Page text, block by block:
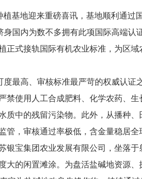
地迎来重磅喜讯，基地顺利通过
国内为数不多拥有此项国际高端认
式接轨国际有机农业标准，为区域
高、审核标准最严苛的权威认证
禁使用人工合成肥料、化学农药、
质中的残留污染物。此外，从播种
，审核通过率极低，含金量稳居全
宝集团农业发展有限公司，坐落于
大的闲置滩涂。为盘活盐碱地资源